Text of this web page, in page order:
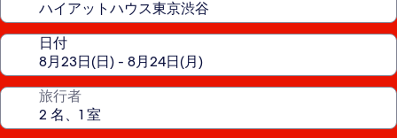
日付
旅行者